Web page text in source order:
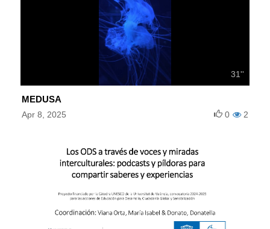
31''
MEDUSA
Apr 8, 2025 2
0